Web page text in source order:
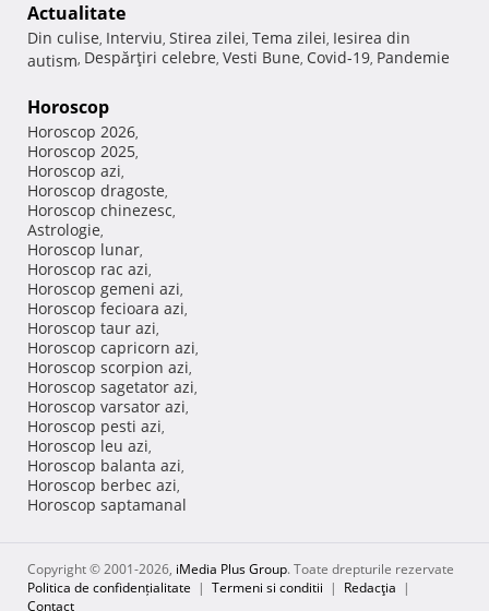
Actualitate
Din culise, Interviu, Stirea zilei, Tema zilei, Iesirea din
autism, Despărţiri celebre, Vesti Bune, Covid-19, Pandemie
Horoscop
Horoscop 2026,
Horoscop 2025,
Horoscop azi,
Horoscop dragoste,
Horoscop chinezesc,
Astrologie,
Horoscop lunar,
Horoscop rac azi,
Horoscop gemeni azi,
Horoscop fecioara azi,
Horoscop taur azi,
Horoscop capricorn azi,
Horoscop scorpion azi,
Horoscop sagetator azi,
Horoscop varsator azi,
Horoscop pesti azi,
Horoscop leu azi,
Horoscop balanta azi,
Horoscop berbec azi,
Horoscop saptamanal
Copyright © 2001-2026, iMedia Plus Group. Toate drepturile rezervate
Politica de confidențialitate | Termeni si conditii | Redacţia |
Contact